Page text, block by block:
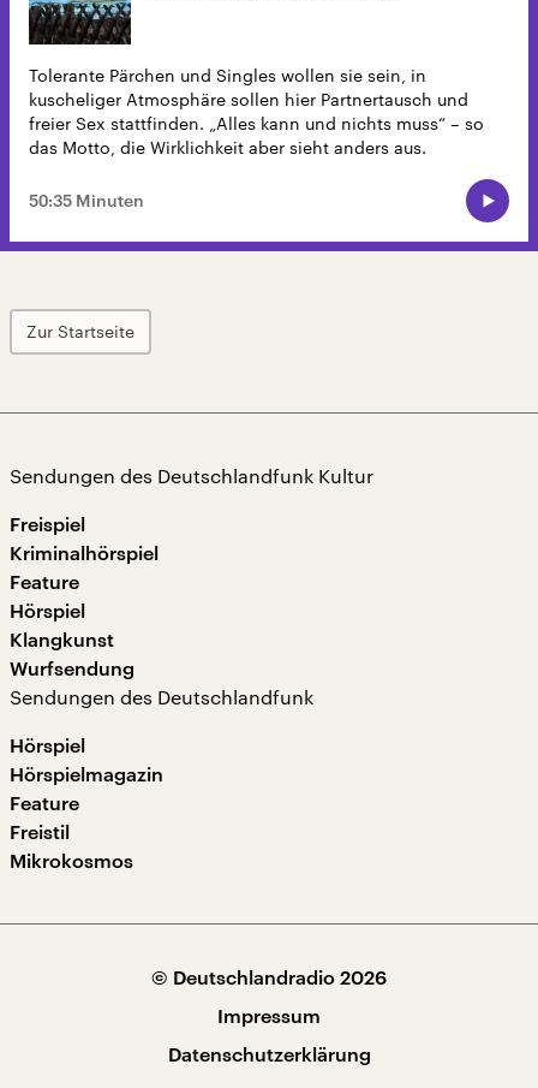
Tolerante Pärchen und Singles wollen sie sein, in
kuscheliger Atmosphäre sollen hier Partnertausch und
freier Sex stattfinden. „Alles kann und nichts muss“ – so
das Motto, die Wirklichkeit aber sieht anders aus.
50:35 Minuten
Zur Startseite
Sendungen des Deutschlandfunk Kultur
Freispiel
Kriminalhörspiel
Feature
Hörspiel
Klangkunst
Wurfsendung
Sendungen des Deutschlandfunk
Hörspiel
Hörspielmagazin
Feature
Freistil
Mikrokosmos
© Deutschlandradio 2026
Impressum
Datenschutzerklärung